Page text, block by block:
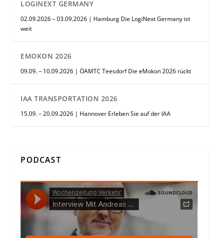
LOGINEXT GERMANY
02.09.2026 – 03.09.2026 | Hamburg Die LogiNext Germany ist
weit
EMOKON 2026
09.09. – 10.09.2026 | ÖAMTC Teesdorf Die eMokon 2026 rückt
IAA TRANSPORTATION 2026
15.09. – 20.09.2026 | Hannover Erleben Sie auf der IAA
PODCAST